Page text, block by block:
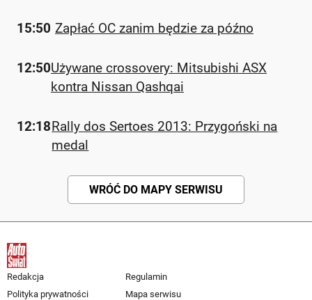
15:50 Zapłać OC zanim będzie za późno
12:50Używane crossovery: Mitsubishi ASX
kontra Nissan Qashqai
12:18Rally dos Sertoes 2013: Przygoński na
medal
WRÓĆ DO MAPY SERWISU
Redakcja
Regulamin
Polityka prywatności
Mapa serwisu